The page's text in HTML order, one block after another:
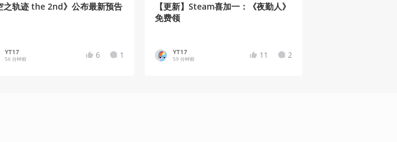
之轨迹 the 2nd》公布最新预告
YT17
56 分钟前 6 1
【更新】Steam喜加一：《夜勤人》
免费领
YT17
59 分钟前 11 2